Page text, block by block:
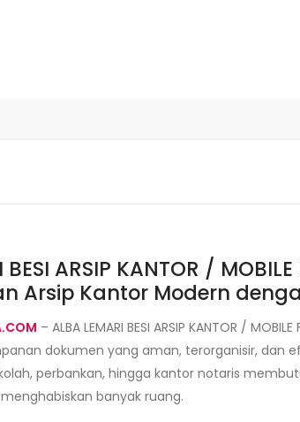
BESI ARSIP KANTOR /
Arsip Kantor Modern
– ALBA LEMARI BESI ARSIP KANTOR /
dokumen yang aman, terorganisir, dan
perbankan, hingga kantor notaris
banyak ruang.